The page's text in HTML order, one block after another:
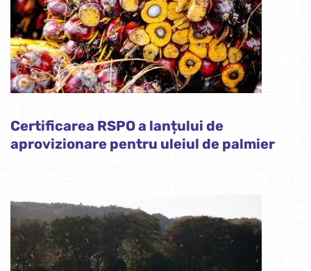
Certificarea RSPO a lanțului de
aprovizionare pentru uleiul de palmier